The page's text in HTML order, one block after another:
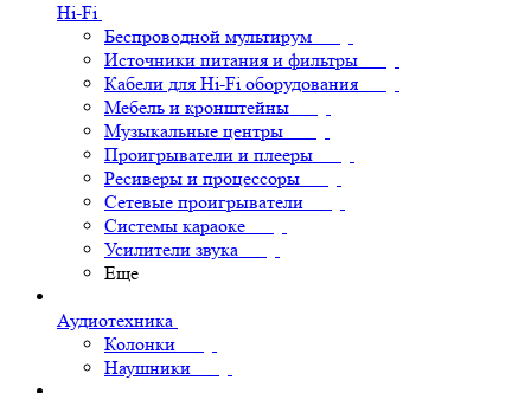
Hi-Fi
Беспроводной мультирум
Источники питания и фильтры
Кабели для Hi-Fi оборудования
Мебель и кронштейны
Музыкальные центры
Проигрыватели и плееры
Ресиверы и процессоры
Сетевые проигрыватели
Системы караоке
Усилители звука
Еще
Аудиотехника
Колонки
Наушники